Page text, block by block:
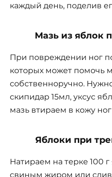
каждый день, поделив
Мазь из яблок
При повреждении ног
которых может помочь
собственноручно.
скипидар 15мл, уксус
мазь втираем в кожу
Яблоки при
Натираем на терке 100
свиным жиром или